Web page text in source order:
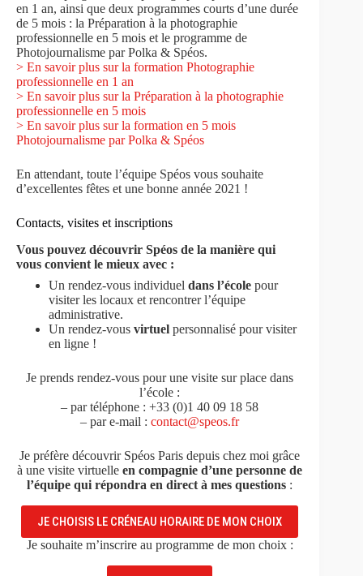
en 1 an, ainsi que deux programmes courts d’une durée
de 5 mois : la Préparation à la photographie
professionnelle en 5 mois et le programme de
Photojournalisme par Polka & Spéos.
> En savoir plus sur la formation Photographie
professionnelle en 1 an
> En savoir plus sur la Préparation à la photographie
professionnelle en 5 mois
> En savoir plus sur la formation en 5 mois
Photojournalisme par Polka & Spéos
En attendant, toute l’équipe Spéos vous souhaite
d’excellentes fêtes et une bonne année 2021 !
Contacts, visites et inscriptions
Vous pouvez découvrir Spéos de la manière qui
vous convient le mieux avec :
Un rendez-vous individuel dans l’école pour
visiter les locaux et rencontrer l’équipe
administrative.
Un rendez-vous virtuel personnalisé pour visiter
en ligne !
Je prends rendez-vous pour une visite sur place dans
l’école :
– par téléphone : +33 (0)1 40 09 18 58
– par e-mail :contact@speos.fr
Je préfère découvrir Spéos Paris depuis chez moi grâce
à une visite virtuelleen compagnie d’une personne de
l’équipe qui répondra en direct à mes questions :
JE CHOISIS LE CRÉNEAU HORAIRE DE MON CHOIX
Je souhaite m’inscrire au programme de mon choix :